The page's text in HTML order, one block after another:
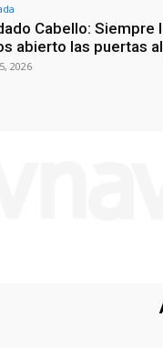
Cabello: Siempre
abierto las puertas
2026